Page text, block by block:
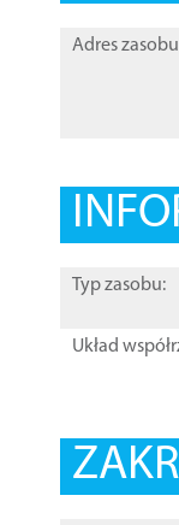
Adres
Typ zasobu:
Układ